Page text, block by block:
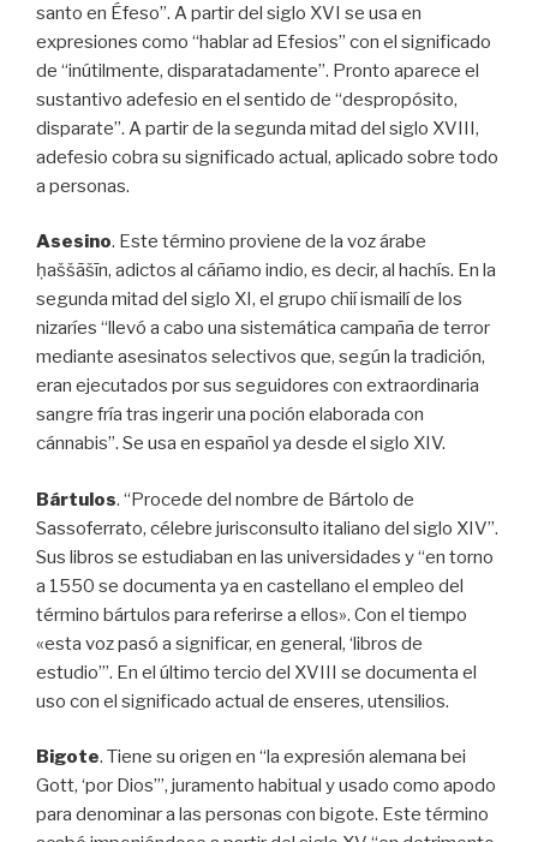
santo en Éfeso”. A partir del siglo XVI se usa en
expresiones como “hablar ad Efesios” con el significado
de “inútilmente, disparatadamente”. Pronto aparece el
sustantivo adefesio en el sentido de “despropósito,
disparate”. A partir de la segunda mitad del siglo XVIII,
adefesio cobra su significado actual, aplicado sobre todo
a personas.
Asesino. Este término proviene de la voz árabe
ḥaššāšīn, adictos al cáñamo indio, es decir, al hachís. En la
segunda mitad del siglo XI, el grupo chií ismailí de los
nizaríes “llevó a cabo una sistemática campaña de terror
mediante asesinatos selectivos que, según la tradición,
eran ejecutados por sus seguidores con extraordinaria
sangre fría tras ingerir una poción elaborada con
cánnabis”. Se usa en español ya desde el siglo XIV.
Bártulos. “Procede del nombre de Bártolo de
Sassoferrato, célebre jurisconsulto italiano del siglo XIV”.
Sus libros se estudiaban en las universidades y “en torno
a 1550 se documenta ya en castellano el empleo del
término bártulos para referirse a ellos». Con el tiempo
«esta voz pasó a significar, en general, ‘libros de
estudio’”. En el último tercio del XVIII se documenta el
uso con el significado actual de enseres, utensilios.
Bigote. Tiene su origen en “la expresión alemana bei
Gott, ‘por Dios’”, juramento habitual y usado como apodo
para denominar a las personas con bigote. Este término